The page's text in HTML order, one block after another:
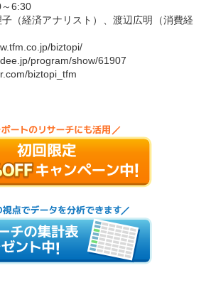
6:30
経済アナリスト）、渡辺広明（消費経
biztopi/
program/show/61907
biztopi_tfm